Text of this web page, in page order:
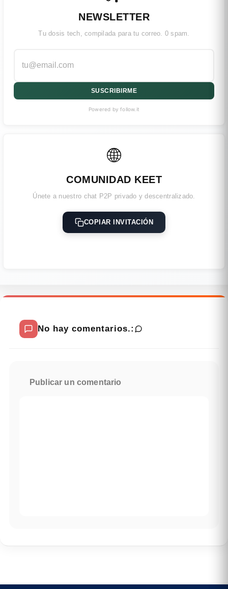
NEWSLETTER
Tu dosis tech, compilada para tu correo. 0 spam.
SUSCRIBIRME
Powered by follow.it
🌐
COMUNIDAD KEET
Únete a nuestro chat P2P privado y descentralizado.
COPIAR INVITACIÓN
No hay comentarios.:
Publicar un comentario